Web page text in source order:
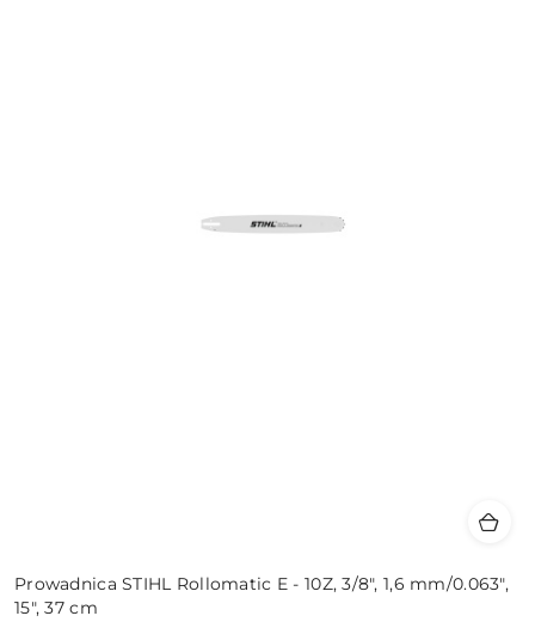
Prowadnica STIHL Rollomatic E - 10Z, 3/8", 1,6 mm/0.063",
15", 37 cm